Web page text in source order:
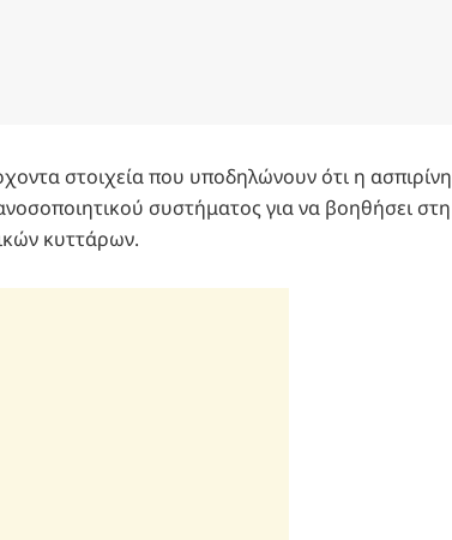
στοιχεία που υποδηλώνουν ότι η ασπιρίνη
συστήματος για να βοηθήσει στη
κυττάρων.